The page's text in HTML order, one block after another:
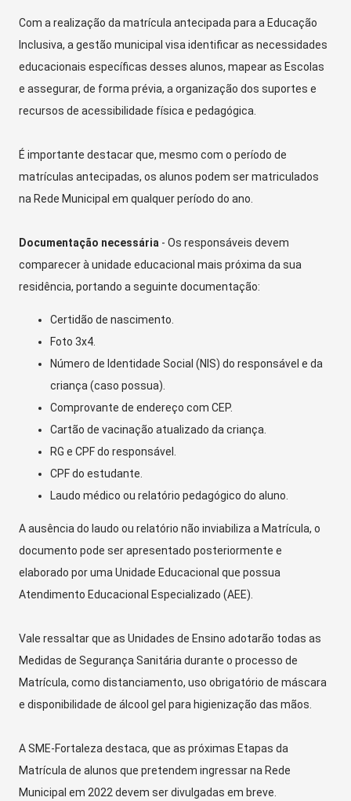
Com a realização da matrícula antecipada para a Educação
Inclusiva, a gestão municipal visa identificar as necessidades
educacionais específicas desses alunos, mapear as Escolas
e assegurar, de forma prévia, a organização dos suportes e
recursos de acessibilidade física e pedagógica.
É importante destacar que, mesmo com o período de
matrículas antecipadas, os alunos podem ser matriculados
na Rede Municipal em qualquer período do ano.
Documentação necessária - Os responsáveis devem
comparecer à unidade educacional mais próxima da sua
residência, portando a seguinte documentação:
Certidão de nascimento.
Foto 3x4.
Número de Identidade Social (NIS) do responsável e da
criança (caso possua).
Comprovante de endereço com CEP.
Cartão de vacinação atualizado da criança.
RG e CPF do responsável.
CPF do estudante.
Laudo médico ou relatório pedagógico do aluno.
A ausência do laudo ou relatório não inviabiliza a Matrícula, o
documento pode ser apresentado posteriormente e
elaborado por uma Unidade Educacional que possua
Atendimento Educacional Especializado (AEE).
Vale ressaltar que as Unidades de Ensino adotarão todas as
Medidas de Segurança Sanitária durante o processo de
Matrícula, como distanciamento, uso obrigatório de máscara
e disponibilidade de álcool gel para higienização das mãos.
A SME-Fortaleza destaca, que as próximas Etapas da
Matrícula de alunos que pretendem ingressar na Rede
Municipal em 2022 devem ser divulgadas em breve.